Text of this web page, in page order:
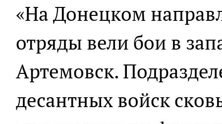
«На Донецком
отряды вели бои в
Артемовск.
десантных войск